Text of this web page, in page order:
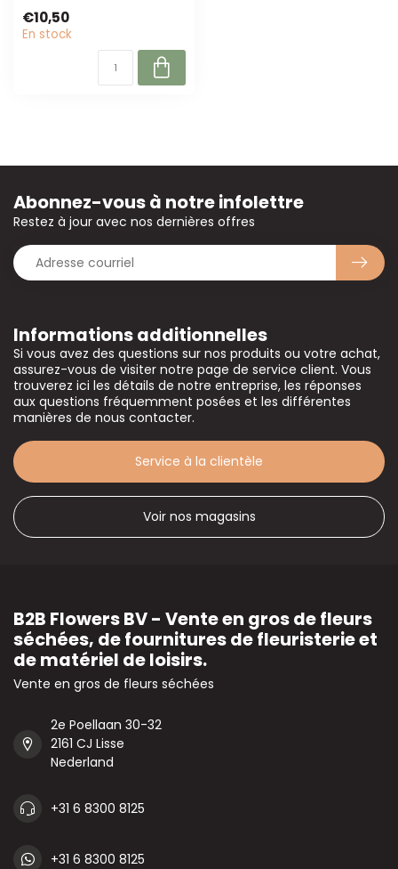
cuivrée sur ...
€10,50
En stock
Informations additionnelles
Si vous avez des questions sur nos produits ou votre achat,
assurez-vous de visiter notre page de service client. Vous
trouverez ici les détails de notre entreprise, les réponses
aux questions fréquemment posées et les différentes
manières de nous contacter.
Service à la clientèle
Voir nos magasins
Abonnez-vous à notre infolettre
Restez à jour avec nos dernières offres
B2B Flowers BV - Vente en gros de fleurs
séchées, de fournitures de fleuristerie et
de matériel de loisirs.
Vente en gros de fleurs séchées
2e Poellaan 30-32
2161 CJ Lisse
Nederland
+31 6 8300 8125
+31 6 8300 8125